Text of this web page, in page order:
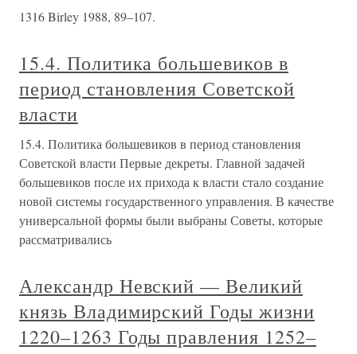
1316 Birley 1988, 89–107.
15.4. Политика большевиков в
период становления Советской
власти
15.4. Политика большевиков в период становления
Советской власти Первые декреты. Главной задачей
большевиков после их прихода к власти стало создание
новой системы государственного управления. В качестве
универсальной формы были выбраны Советы, которые
рассматривались
Александр Невский — Великий
князь Владимирский Годы жизни
1220–1263 Годы правления 1252–